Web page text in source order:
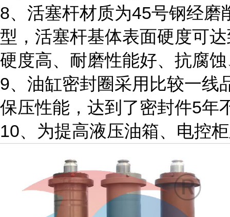
8、活塞杆材质为45号钢经
型，活塞杆基体表面硬度可
硬度高、耐磨性能好、抗腐
9、油缸密封圈采用比较一线
保压性能，达到了密封件5年
10、为提高液压油箱、电控